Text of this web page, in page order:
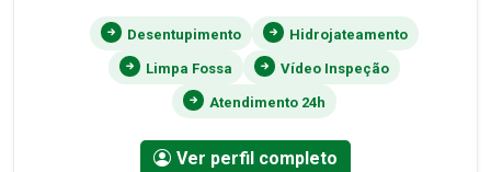
Desentupimento Hidrojateamento
Limpa Fossa Vídeo Inspeção
Atendimento 24h
Ver perfil completo